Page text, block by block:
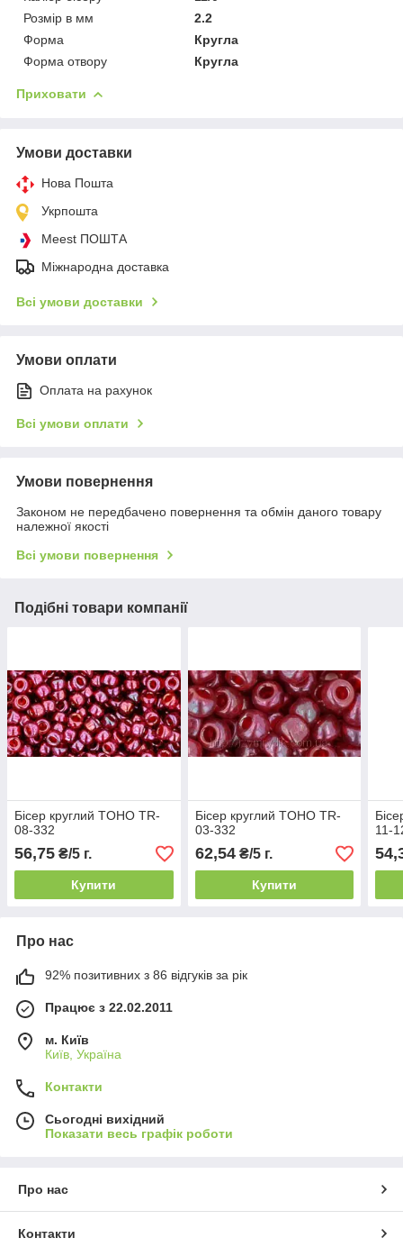
Розмір в мм
2.2
Форма
Кругла
Форма отвору
Кругла
Приховати
Умови доставки
Нова Пошта
Укрпошта
Meest ПОШТА
Міжнародна доставка
Всі умови доставки
Умови оплати
Оплата на рахунок
Всі умови оплати
Умови повернення
Законом не передбачено повернення та обмін даного товару
належної якості
Всі умови повернення
Подібні товари компанії
Бісер круглий TOHO TR-
08-332
56,75 ₴/5 г.
Купити
Бісер круглий TOHO TR-
03-332
62,54₴/5 г.
Купити
11-
Про нас
92% позитивних з 86 відгуків за рік
Працює з 22.02.2011
м. Київ
Київ, Україна
Контакти
Сьогодні вихідний
Показати весь графік роботи
Про нас
Контакти